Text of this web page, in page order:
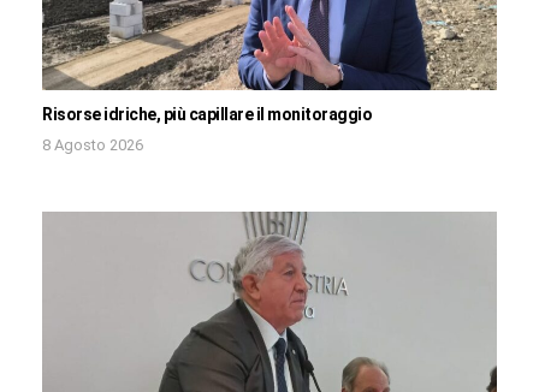
Risorse idriche, più capillare il monitoraggio
8 Agosto 2026